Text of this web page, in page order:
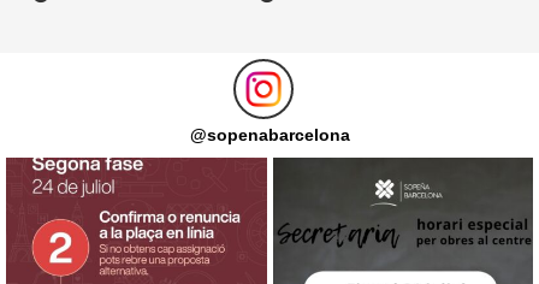
@sopenabarcelona